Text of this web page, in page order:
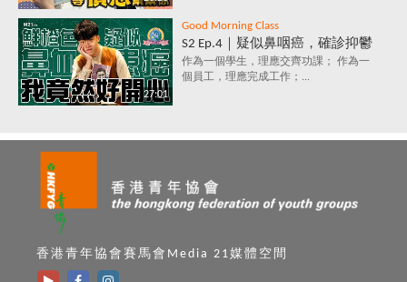
27:01
Good Morning Class
S2 Ep.4｜疑似鼻咽癌，確診抑鬱
症，究竟點解會咁？唔洗睇醫
生，唔洗食藥，都可以打敗抑鬱
作為一個學生，理應交齊功課； 作為一
個員工，理應完成工作；...
香港青年協會賽馬會Media 21媒體空間